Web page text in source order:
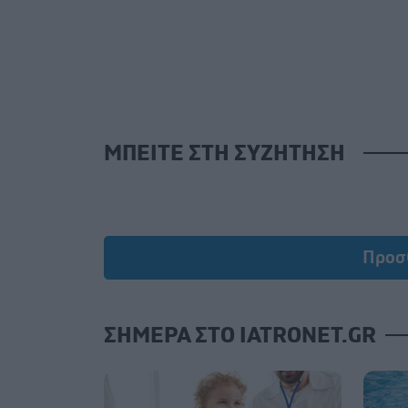
ΜΠΕΙΤΕ ΣΤΗ ΣΥΖΗΤΗΣΗ
ΣΗΜΕΡΑ ΣΤΟ IATRONET.GR